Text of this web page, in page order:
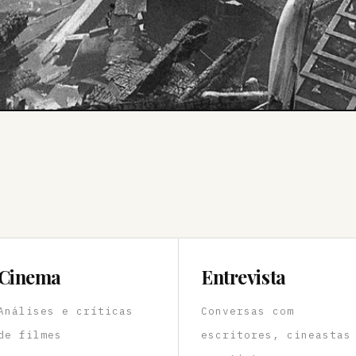
e críticas
filmes
Entrevista
Conversas com
escritores, cineastas